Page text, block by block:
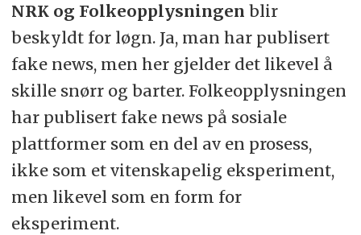
NRK og Folkeopplysningen blir
beskyldt for løgn. Ja, man har publisert
fake news, men her gjelder det likevel å
skille snørr og barter. Folkeopplysningen
har publisert fake news på sosiale
plattformer som en del av en prosess,
ikke som et vitenskapelig eksperiment,
men likevel som en form for
eksperiment.